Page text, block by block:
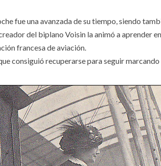
fue una avanzada de su tiempo, siendo
del biplano Voisin la animó a aprender
francesa de aviación.
consiguió recuperarse para seguir